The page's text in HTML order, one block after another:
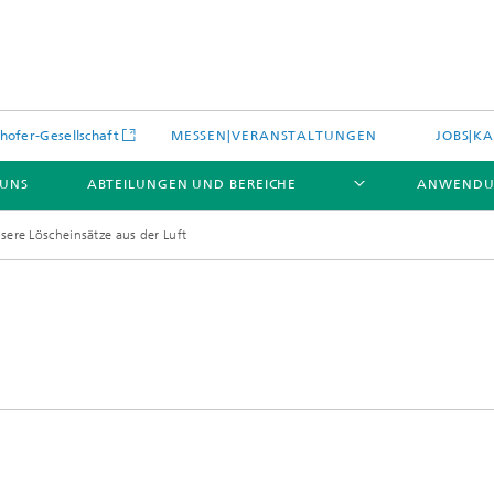
Gesellschaft MESSEN|VERANSTALTUNGEN
ABTEILUNGEN UND BEREICHE
und Leistungen Leistungen und Produkte
Löscheinsätze aus der Luft